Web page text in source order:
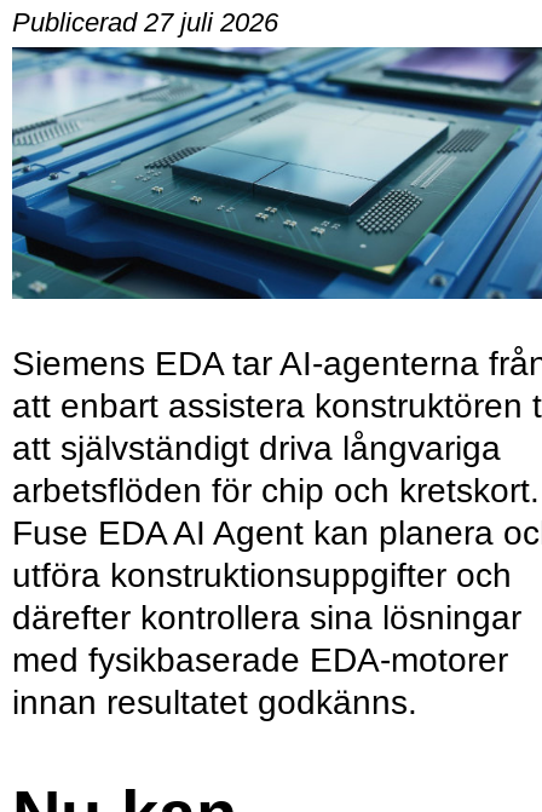
Publicerad 27 juli 2026
Siemens EDA tar AI-agenterna
att enbart assistera konstruktören
att självständigt driva långvariga
arbetsflöden för chip och kretskort.
Fuse EDA AI Agent kan planera
utföra konstruktionsuppgifter och
därefter kontrollera sina lösningar
med fysikbaserade EDA-motorer
innan resultatet godkänns.